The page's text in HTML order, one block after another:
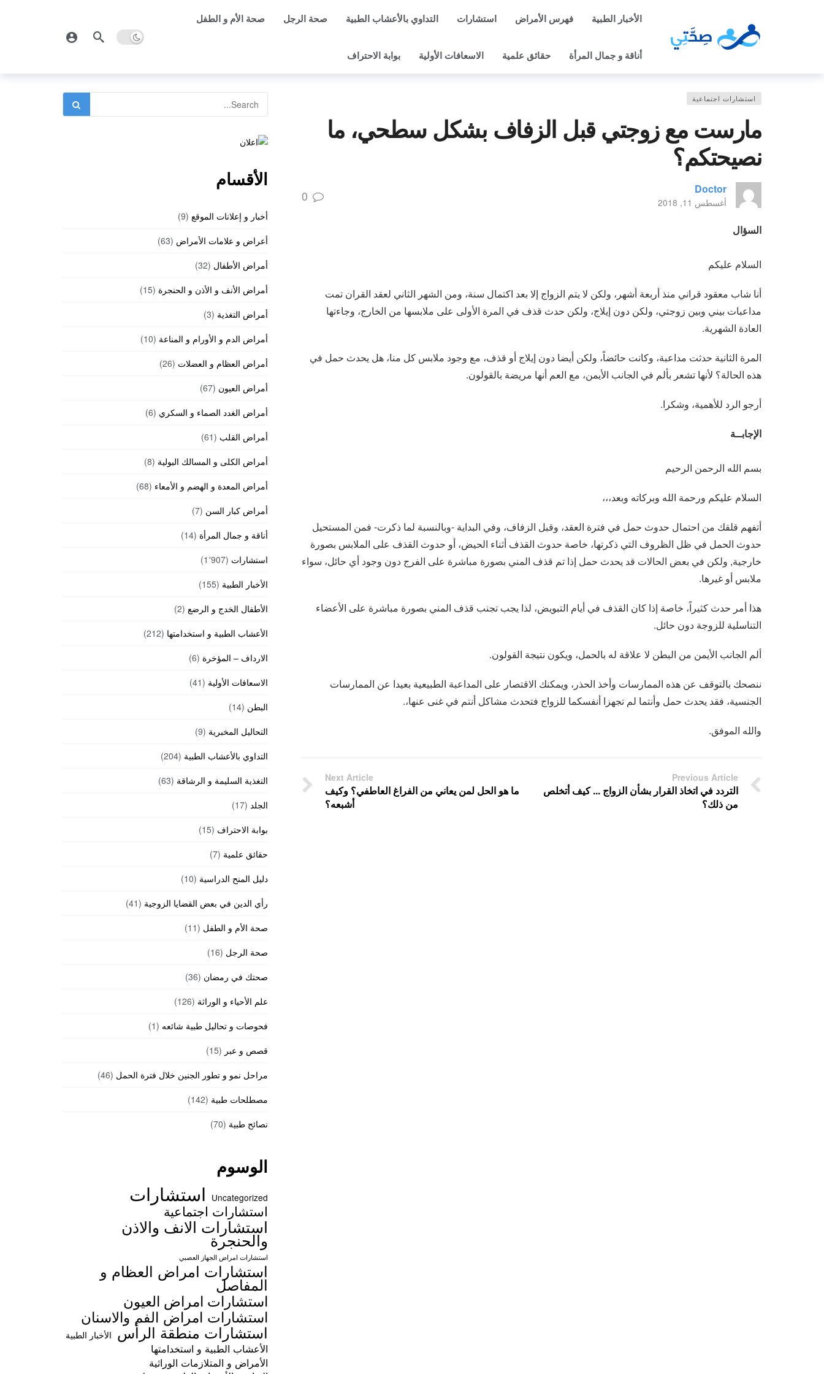
الأخبار الطبية فهرس الأمراض استشارات التداوي بالأعشاب الطبية صحة الرجل صحة الأم و الطفل
أناقة و جمال المرأة حقائق علمية الاسعافات الأولية بوابة الاحتراف
استشارات اجتماعية
مارست مع زوجتي قبل الزفاف بشكل سطحي، ما
نصيحتكم؟
Doctor
أغسطس 11, 2018 0
السؤال
السلام عليكم
أنا شاب معقود قراني منذ أربعة أشهر، ولكن لا يتم الزواج إلا بعد اكتمال سنة، ومن الشهر الثاني لعقد القران تمت
مداعبات بيني وبين زوجتي، ولكن دون إيلاج، ولكن حدث قذف في المرة الأولى على ملابسها من الخارج، وجاءتها
العادة الشهرية.
المرة الثانية حدثت مداعبة، وكانت حائضاً، ولكن أيضا دون إيلاج أو قذف، مع وجود ملابس كل منا، هل يحدث حمل في
هذه الحالة؟ لأنها تشعر بألم في الجانب الأيمن، مع العم أنها مريضة بالقولون.
أرجو الرد للأهمية، وشكرا.
الإجابــة
بسم الله الرحمن الرحيم
السلام عليكم ورحمة الله وبركاته وبعد،،،
أتفهم قلقك من احتمال حدوث حمل في فترة العقد، وقبل الزفاف، وفي البداية -وبالنسبة لما ذكرت- فمن المستحيل
حدوث الحمل في ظل الظروف التي ذكرتها، خاصة حدوث القذف أثناء الحيض، أو حدوث القذف على الملابس بصورة
خارجية, ولكن في بعض الحالات قد يحدث حمل إذا تم قذف المني بصورة مباشرة على الفرج دون وجود أي حائل، سواء
ملابس أو غيرها.
هذا أمر حدث كثيراً، خاصة إذا كان القذف في أيام التبويض، لذا يجب تجنب قذف المني بصورة مباشرة على الأعضاء
التناسلية للزوجة دون حائل.
ألم الجانب الأيمن من البطن لا علاقة له بالحمل، ويكون نتيجة القولون.
ننصحك بالتوقف عن هذه الممارسات وأخذ الحذر، ويمكنك الاقتصار على المداعبة الطبيعية بعيدا عن الممارسات
الجنسية، فقد يحدث حمل وأنتما لم تجهزا أنفسكما للزواج فتحدث مشاكل أنتم في غنى عنها،.
والله الموفق.
Previous Article
التردد في اتخاذ القرار بشأن الزواج ... كيف أتخلص
من ذلك؟
Next Article
ما هو الحل لمن يعاني من الفراغ العاطفي؟ وكيف
أشبعه؟
الأقسام
أخبار و إعلانات الموقع (9)
أعراض و علامات الأمراض (63)
أمراض الأطفال (32)
أمراض الأنف و الأذن و الحنجرة (15)
أمراض التغذية (3)
أمراض الدم و الأورام و المناعة (10)
أمراض العظام و العضلات (26)
أمراض العيون (67)
أمراض الغدد الصماء و السكري (6)
أمراض القلب (61)
أمراض الكلى و المسالك البولية (8)
أمراض المعدة و الهضم و الأمعاء (68)
أمراض كبار السن (7)
أناقة و جمال المرأة (14)
استشارات (1٬907)
الأخبار الطبية (155)
الأطفال الخدج و الرضع (2)
الأعشاب الطبية و استخدامتها (212)
الارداف – المؤخرة (6)
الاسعافات الأولية (41)
البطن (14)
التحاليل المخبرية (9)
التداوي بالأعشاب الطبية (204)
التغذية السليمة و الرشاقة (63)
الجلد (17)
بوابة الاحتراف (15)
حقائق علمية (7)
دليل المنح الدراسية (10)
رأي الدين في بعض القضايا الزوجية (41)
صحة الأم و الطفل (11)
صحة الرجل (16)
صحتك في رمضان (36)
علم الأحياء و الوراثة (126)
فحوصات و تحاليل طبية شائعه (1)
قصص و عبر (15)
مراحل نمو و تطور الجنين خلال فترة الحمل (46)
مصطلحات طبية (142)
نصائح طبية (70)
الوسوم
Uncategorized استشارات
استشارات اجتماعية
استشارات الانف والاذن
والحنجرة
استشارات امراض الجهاز العصبي
استشارات امراض العظام و
المفاصل
استشارات امراض العيون
استشارات امراض الفم والاسنان
استشارات منطقة الرأس الأخبار الطبية
الأعشاب الطبية و استخدامتها
الأمراض و المتلازمات الوراثية